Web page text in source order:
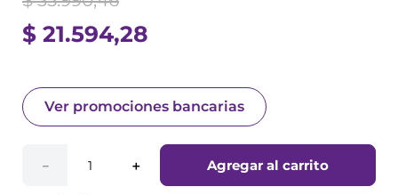
$ 21.594,28
Ver promociones bancarias
＋
－ Agregar al carrito